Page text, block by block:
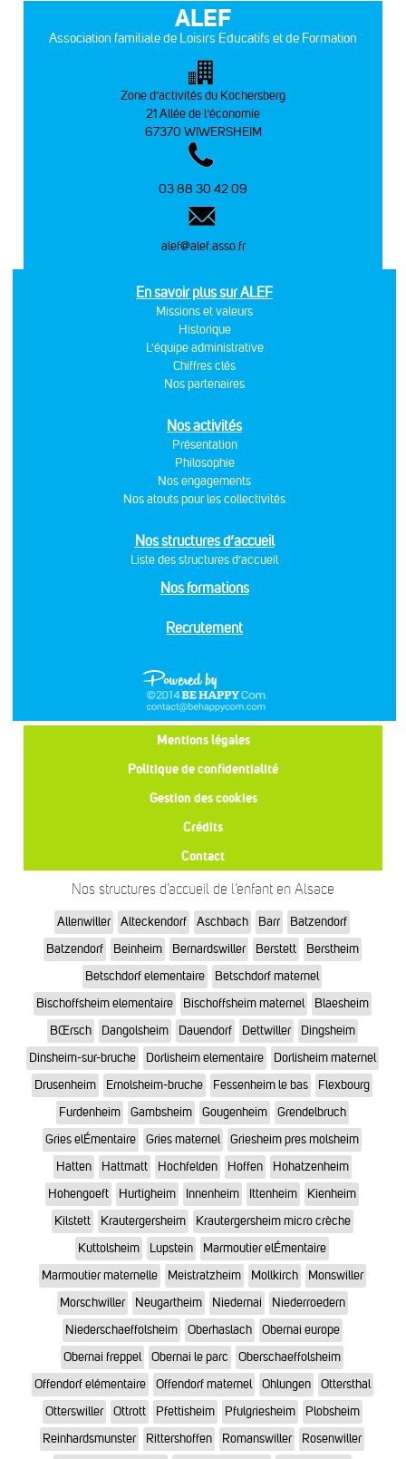
ALEF
Association familiale de Loisirs Educatifs et de Formation
Zone d’activités du Kochersberg
21 Allée de l’économie
67370 WIWERSHEIM
03 88 30 42 09
alef@alef.asso.fr
En savoir plus sur ALEF
Missions et valeurs
Historique
L'équipe administrative
Chiffres clés
Nos partenaires
Nos activités
Présentation
Philosophie
Nos engagements
Nos atouts pour les collectivités
Nos structures d’accueil
Liste des structures d’accueil
Nos formations
Recrutement
Mentions légales
Politique de confidentialité
Gestion des cookies
Crédits
Contact
Nos structures d’accueil de l’enfant en Alsace
Allenwiller Alteckendorf Aschbach Barr
Batzendorf
Batzendorf
Beinheim Bernardswiller Berstett
Berstheim
Betschdorf elementaire
Betschdorf maternel
Bischoffsheim elementaire
Bischoffsheim maternel
Blaesheim
BŒrsch
Dangolsheim Dauendorf Dettwiller
Dingsheim
Dinsheim-sur-bruche
Dorlisheim elementaire
Dorlisheim maternel
Drusenheim
Ernolsheim-bruche Fessenheim le bas
Flexbourg
Furdenheim
Gambsheim Gougenheim
Grendelbruch
Gries elÉmentaire
Gries maternel
Griesheim pres molsheim
Hatten
Hattmatt Hochfelden Hoffen
Hohatzenheim
Hohengoeft
Hurtigheim Innenheim Ittenheim
Kienheim
Kilstett
Krautergersheim
Krautergersheim micro crèche
Kuttolsheim
Lupstein
Marmoutier elÉmentaire
Marmoutier maternelle
Meistratzheim Mollkirch
Monswiller
Morschwiller
Neugartheim Niedernai
Niederroedern
Niederschaeffolsheim
Oberhaslach
Obernai europe
Obernai freppel
Obernai le parc
Oberschaeffolsheim
Offendorf elémentaire
Offendorf maternel Ohlungen
Ottersthal
Otterswiller
Ottrott Pfettisheim Pfulgriesheim
Plobsheim
Reinhardsmunster
Rittershoffen Romanswiller
Rosenwiller